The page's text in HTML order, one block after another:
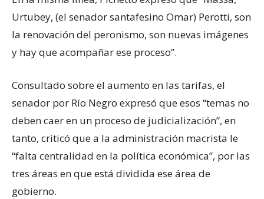
Urtubey, (el senador santafesino Omar) Perotti, son
la renovación del peronismo, son nuevas imágenes
y hay que acompañar ese proceso”.
Consultado sobre el aumento en las tarifas, el
senador por Río Negro expresó que esos “temas no
deben caer en un proceso de judicialización”, en
tanto, criticó que a la administración macrista le
“falta centralidad en la política económica”, por las
tres áreas en que está dividida ese área de
gobierno.